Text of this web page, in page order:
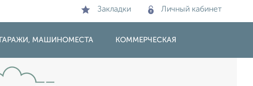
Закладки Личный кабинет
ГАРАЖИ, МАШИНОМЕСТА КОММЕРЧЕСКАЯ